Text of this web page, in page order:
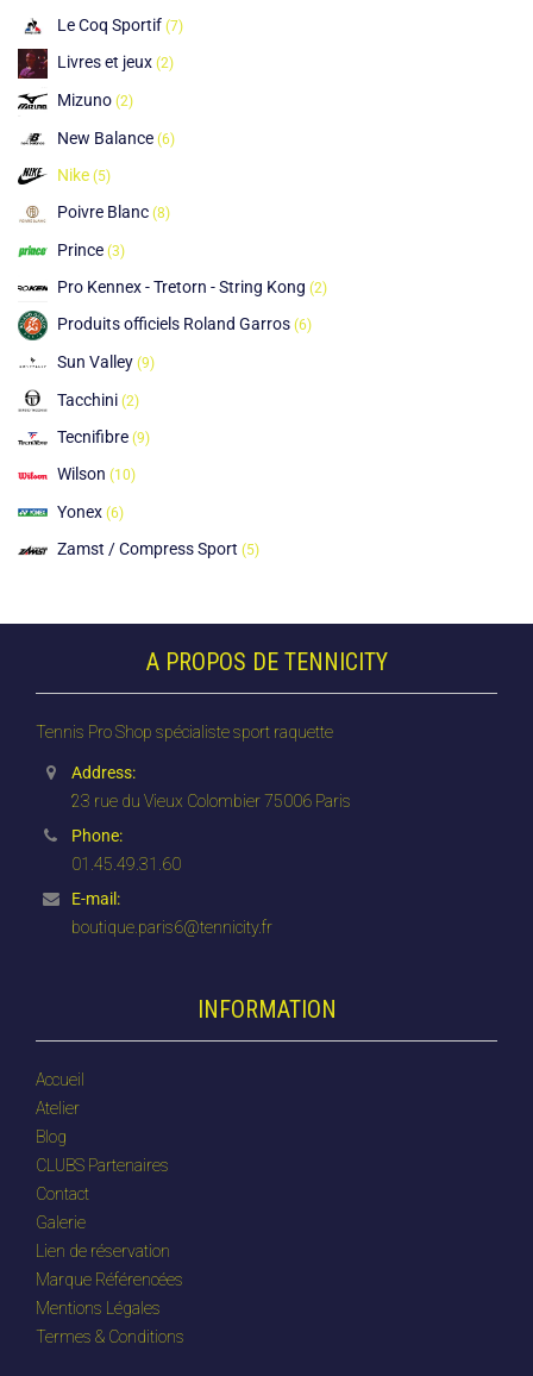
Le Coq Sportif (7)
Livres et jeux (2)
Mizuno (2)
New Balance (6)
Nike (5)
Poivre Blanc (8)
Prince (3)
Pro Kennex - Tretorn - String Kong (2)
Produits officiels Roland Garros (6)
Sun Valley (9)
Tacchini (2)
Tecnifibre (9)
Wilson (10)
Yonex (6)
Zamst / Compress Sport (5)
A PROPOS DE TENNICITY
Tennis Pro Shop spécialiste sport raquette
Address:
23 rue du Vieux Colombier 75006 Paris
Phone:
01.45.49.31.60
E-mail:
boutique.paris6@tennicity.fr
INFORMATION
Accueil
Atelier
Blog
CLUBS Partenaires
Contact
Galerie
Lien de réservation
Marque Référencées
Mentions Légales
Termes & Conditions